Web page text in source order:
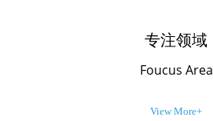
专注领域
Foucus Area
View More+